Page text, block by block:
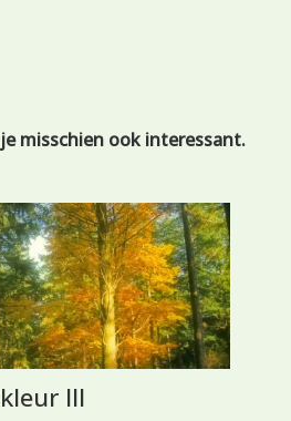
misschien ook interessant.
III